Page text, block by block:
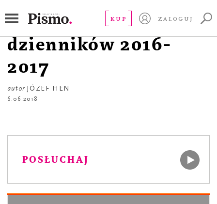
KUP ZALOGUJ
Ja, deprawator. Z
dzienników 2016-
2017
autor JÓZEF HEN
6.06.2018
POSŁUCHAJ